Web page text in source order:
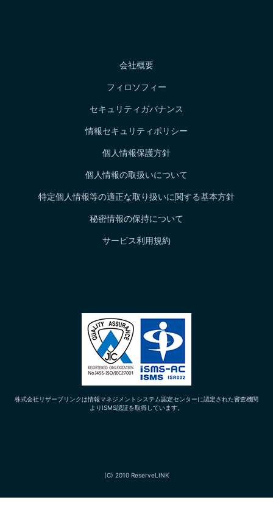
会社概要
フィロソフィー
セキュリティガバナンス
情報セキュリティポリシー
個人情報保護方針
個人情報の取扱いについて
特定個人情報等の適正な取り扱いに関する基本方針
秘密情報の保持について
サービス利用規約
株式会社リザーブリンクは情報マネジメントシステム認定センターに認定された審査機関
よりISMS認証を取得しています。
(C) 2010 ReserveLINK